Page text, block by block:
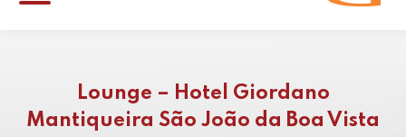
Lounge – Hotel Giordano
Mantiqueira São João da Boa Vista